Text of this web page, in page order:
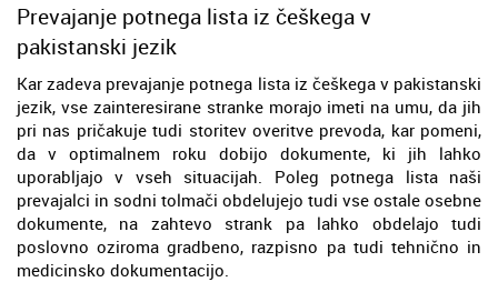
Prevajanje potnega lista iz češkega v
pakistanski jezik
Kar zadeva prevajanje potnega lista iz češkega v pakistanski
jezik, vse zainteresirane stranke morajo imeti na umu, da jih
pri nas pričakuje tudi storitev overitve prevoda, kar pomeni,
da v optimalnem roku dobijo dokumente, ki jih lahko
uporabljajo v vseh situacijah. Poleg potnega lista naši
prevajalci in sodni tolmači obdelujejo tudi vse ostale osebne
dokumente, na zahtevo strank pa lahko obdelajo tudi
poslovno oziroma gradbeno, razpisno pa tudi tehnično in
medicinsko dokumentacijo.